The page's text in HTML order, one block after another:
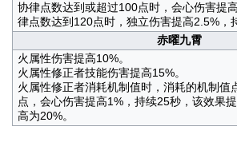
协律点数达到或超过100点时，会心伤害提
律点数达到120点时，独立伤害提高2.5%，
赤曜九霄
火属性伤害提高10%。
火属性修正者技能伤害提高15%。
火属性修正者消耗机制值时，消耗的机制值
点，会心伤害提高1%，持续25秒，该效果
高为20%。